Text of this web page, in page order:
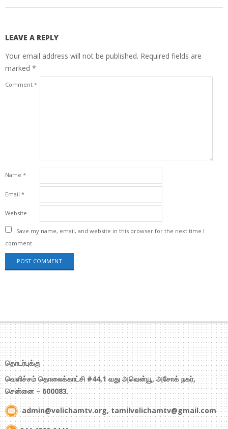
LEAVE A REPLY
Your email address will not be published. Required fields are
marked *
Comment *
Name *
Email *
Website
Save my name, email, and website in this browser for the next time I
comment.
தொடர்புக்கு
வெளிச்சம் தொலைக்காட்சி #44,1 வது அவென்யூ, அசோக் நகர்,
சென்னை – 600083.
admin@velichamtv.org, tamilvelichamtv@gmail.com